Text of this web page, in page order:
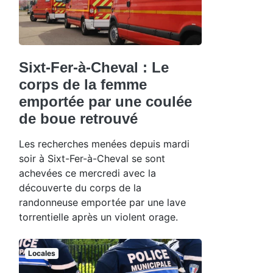
Sixt-Fer-à-Cheval : Le
corps de la femme
emportée par une coulée
de boue retrouvé
Les recherches menées depuis mardi
soir à Sixt-Fer-à-Cheval se sont
achevées ce mercredi avec la
découverte du corps de la
randonneuse emportée par une lave
torrentielle après un violent orage.
Locales